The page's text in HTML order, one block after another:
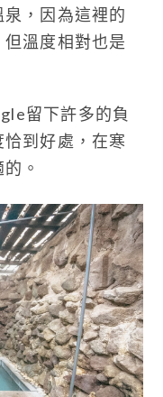
，因為這裡的
溫度相對也是
留下許多的負
到好處，在寒
。